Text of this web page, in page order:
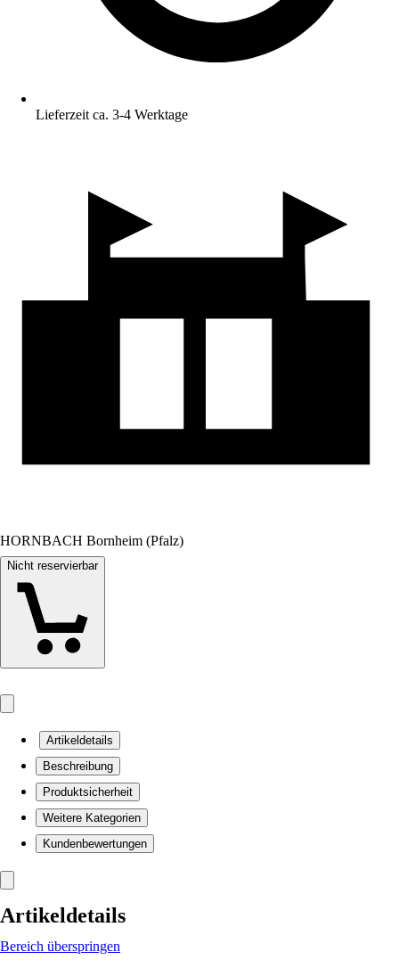
Lieferzeit ca. 3-4 Werktage
HORNBACH Bornheim (Pfalz)
Nicht reservierbar
Artikeldetails
Beschreibung
Produktsicherheit
Weitere Kategorien
Kundenbewertungen
Artikeldetails
Bereich überspringen